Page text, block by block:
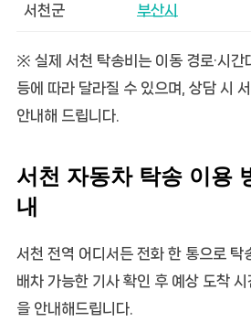
서천군 부산시
※ 실제 서천 탁송비는 이동 경로·시간
등에 따라 달라질 수 있으며, 상담 시
안내해 드립니다.
서천 자동차 탁송 이용
내
서천 전역 어디서든 전화 한 통으로 탁
배차 가능한 기사 확인 후 예상 도착
을 안내해드립니다.